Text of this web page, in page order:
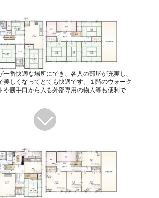
一番快適な場所にでき、各人の部屋が充実し、
美しくなってとても快適です。１階のウォーク
や勝手口から入る外部専用の物入等も便利で